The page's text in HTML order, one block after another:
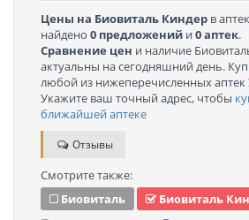
Цены на Биовиталь Киндер в
найдено 0 предложений и0 аптек.
Сравнение цен и наличие
актуальны на сегодняшний день.
любой из нижеперечисленных аптек
Укажите ваш точный адрес, чтобы
ближайшей аптеке
Отзывы
Смотрите также:
Биовиталь
Биовиталь